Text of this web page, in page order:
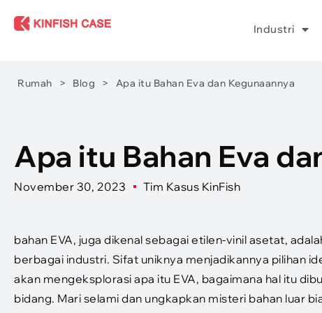
Industri
Rumah > Blog > Apa itu Bahan Eva dan Kegunaannya
Apa itu Bahan Eva
November 30, 2023 Tim Kasus KinFish
bahan EVA, juga dikenal sebagai etilen-vinil asetat,
berbagai industri. Sifat uniknya menjadikannya pilihan
akan mengeksplorasi apa itu EVA, bagaimana hal itu
bidang. Mari selami dan ungkapkan misteri bahan luar